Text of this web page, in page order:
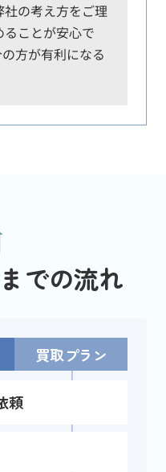
の考え方をご理
ことが安心で
方が有利になる
での流れ
買取プラン
頼